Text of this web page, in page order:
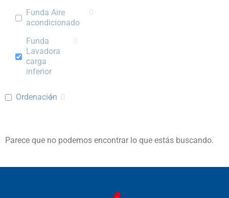
Funda Aire
acondicionado
Funda
Lavadora
carga
inferior
Ordenación 0
Parece que no podemos encontrar lo que estás buscando.